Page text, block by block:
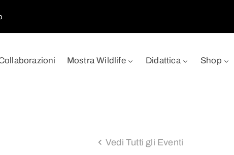
Mostra Wildlife Didattica Shop
Vedi Tutti gli Eventi